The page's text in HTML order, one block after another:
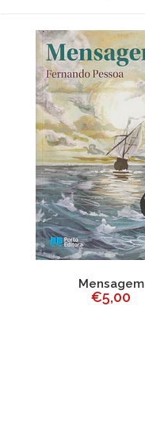
Mensagem
€5,00